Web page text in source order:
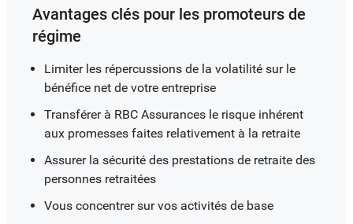
Avantages clés pour les promoteurs de
régime
Limiter les répercussions de la volatilité sur le
bénéfice net de votre entreprise
Transférer à RBC Assurances le risque inhérent
aux promesses faites relativement à la retraite
Assurer la sécurité des prestations de retraite des
personnes retraitées
Vous concentrer sur vos activités de base